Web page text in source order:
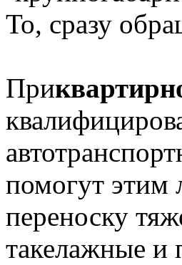
То, сразу
При
помогут этим
переноску
такелажные и